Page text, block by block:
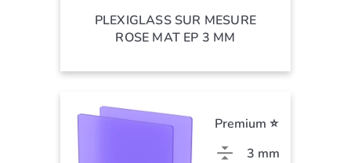
PLEXIGLASS SUR MESURE
ROSE MAT EP 3 MM
Premium ⭐
3 mm